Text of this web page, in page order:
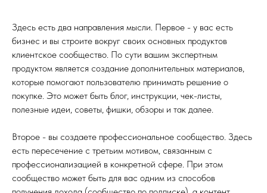
Здесь есть два направления мысли. Первое - у вас есть
бизнес и вы строите вокруг своих основных продуктов
клиентское сообщество. По сути вашим экспертным
продуктом является создание дополнительных материалов,
которые помогают пользователю принимать решение о
покупке. Это может быть блог, инструкции, чек-листы,
полезные идеи, советы, фишки, обзоры и так далее.
Второе - вы создаете профессиональное сообщество. Здесь
есть пересечение с третьим мотивом, связанным с
профессионализацией в конкретной сфере. При этом
сообщество может быть для вас одним из способов